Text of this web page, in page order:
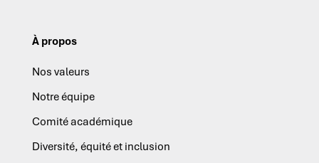
À propos
Nos valeurs
Notre équipe
Comité académique
Diversité, équité et inclusion